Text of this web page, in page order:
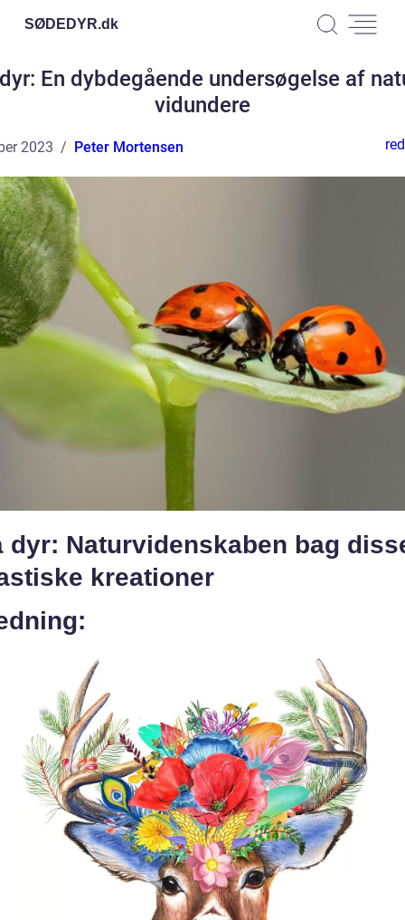
SØDEDYR.dk
En dybdegående undersøgelse af
vidundere
2023 Peter Mortensen
dyr: Naturvidenskaben bag
kreationer